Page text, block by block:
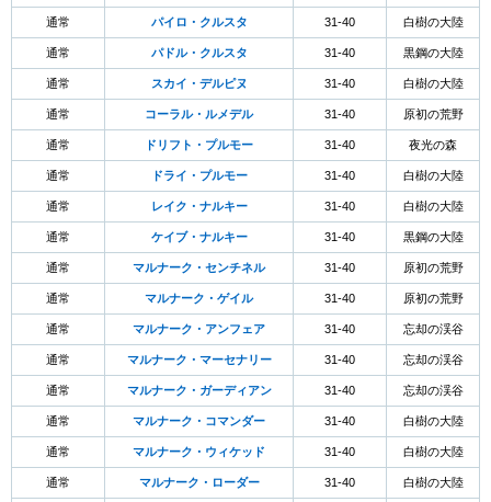
通常 パイロ・クルスタ 31-40 白樹の大陸
通常 パドル・クルスタ 31-40 黒鋼の大陸
通常 スカイ・デルピヌ 31-40 白樹の大陸
通常 コーラル・ルメデル 31-40 原初の荒野
通常 ドリフト・プルモー 31-40 夜光の森
通常 ドライ・プルモー 31-40 白樹の大陸
通常 レイク・ナルキー 31-40 白樹の大陸
通常 ケイブ・ナルキー 31-40 黒鋼の大陸
通常 マルナーク・センチネル 31-40 原初の荒野
通常 マルナーク・ゲイル 31-40 原初の荒野
通常 マルナーク・アンフェア 31-40 忘却の渓谷
通常 マルナーク・マーセナリー 31-40 忘却の渓谷
通常 マルナーク・ガーディアン 31-40 忘却の渓谷
通常 マルナーク・コマンダー 31-40 白樹の大陸
通常 マルナーク・ウィケッド 31-40 白樹の大陸
通常 マルナーク・ローダー 31-40 白樹の大陸